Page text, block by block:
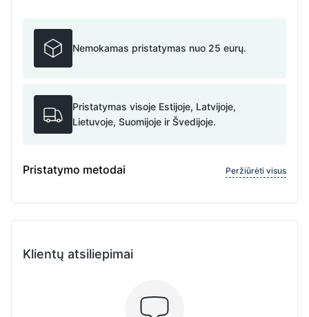
Nemokamas pristatymas nuo 25 eurų.
Pristatymas visoje Estijoje, Latvijoje,
Lietuvoje, Suomijoje ir Švedijoje.
Pristatymo metodai Peržiūrėti visus
Klientų atsiliepimai